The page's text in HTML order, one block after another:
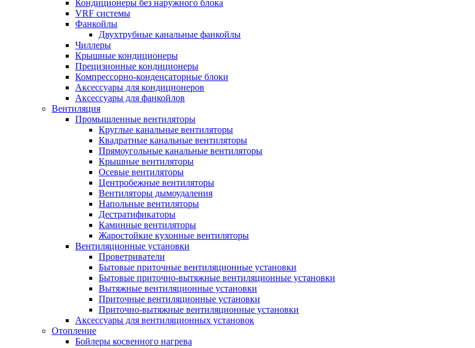
Кондиционеры без наружного блока
VRF системы
Фанкойлы
Двухтрубные канальные фанкойлы
Чиллеры
Крышные кондиционеры
Прецизионные кондиционеры
Компрессорно-конденсаторные блоки
Аксессуары для кондиционеров
Аксессуары для фанкойлов
Вентиляция
Промышленные вентиляторы
Круглые канальные вентиляторы
Квадратные канальные вентиляторы
Прямоугольные канальные вентиляторы
Крышные вентиляторы
Осевые вентиляторы
Центробежные вентиляторы
Вентиляторы дымоудаления
Напольные вентиляторы
Дестратификаторы
Каминные вентиляторы
Жаростойкие кухонные вентиляторы
Вентиляционные установки
Проветриватели
Бытовые приточные вентиляционные установки
Бытовые приточно-вытяжные вентиляционные установки
Вытяжные вентиляционные установки
Приточные вентиляционные установки
Приточно-вытяжные вентиляционные установки
Аксессуары для вентиляционных установок
Отопление
Бойлеры косвенного нагрева